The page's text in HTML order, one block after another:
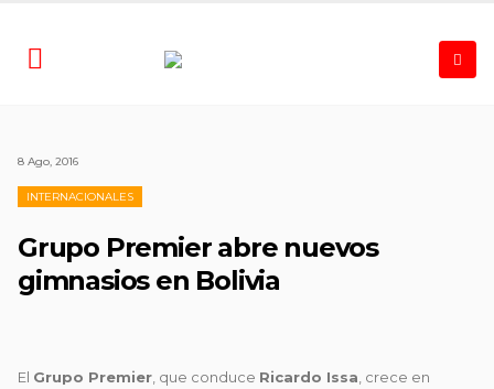
8 Ago, 2016
INTERNACIONALES
Grupo Premier abre nuevos
gimnasios en Bolivia
El Grupo Premier , que conduce Ricardo Issa , crece en